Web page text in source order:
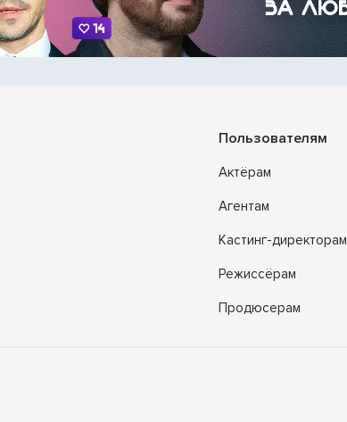
Пользователям
Актёрам
Агентам
Кастинг-директорам
Режиссёрам
Продюсерам